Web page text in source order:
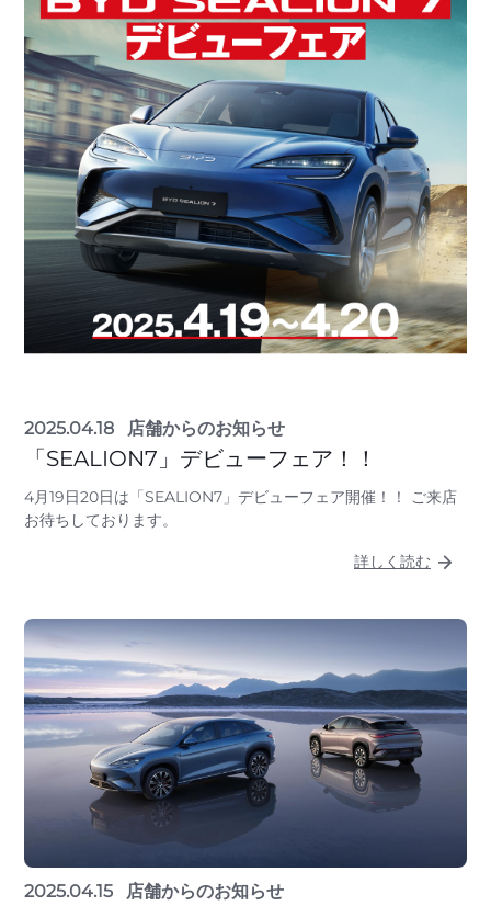
2025.04.18 店舗からのお知らせ
「SEALION7」デビューフェア！！
4月19日20日は「SEALION7」デビューフェア開催！！ ご来店
お待ちしております。
詳しく読む
2025.04.15 店舗からのお知らせ